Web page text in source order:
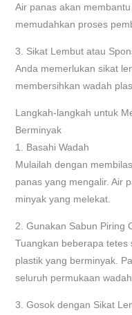
Air panas akan
memudahkan proses
3. Sikat Lembut atau
Anda memerlukan sikat
membersihkan wadah
Langkah-langkah untuk
Berminyak
1. Basahi Wadah
Mulailah dengan
panas yang mengalir. Air
minyak yang melekat.
2. Gunakan Sabun Piring
Tuangkan beberapa tetes
plastik yang berminyak.
seluruh permukaan wadah.
3. Gosok dengan Sikat